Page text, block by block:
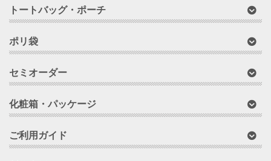
トートバッグ・ポーチ
ポリ袋
セミオーダー
化粧箱・パッケージ
ご利用ガイド